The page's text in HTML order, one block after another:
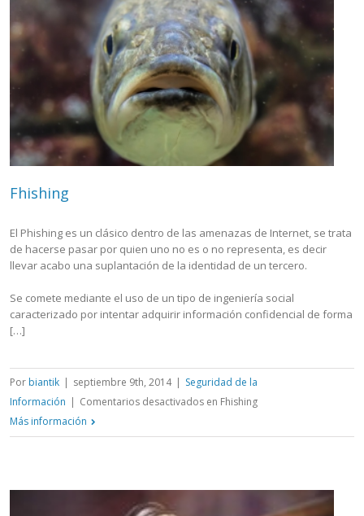
Fhishing
El Phishing es un clásico dentro de las amenazas de Internet, se trata
de hacerse pasar por quien uno no es o no representa, es decir
llevar acabo una suplantación de la identidad de un tercero.
Se comete mediante el uso de un tipo de ingeniería social
caracterizado por intentar adquirir información confidencial de forma
[…]
Por biantik | septiembre 9th, 2014 | Seguridad de la
Información | Comentarios desactivados en Fhishing
Más información